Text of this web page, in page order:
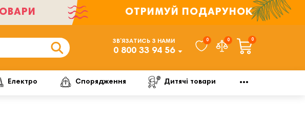
ОТРИМУЙ ПОДАРУНОК
ЗВ’ЯЗАТИСЬ З НАМИ
0 800 33 94 56
0 0 0
Електро Спорядження Дитячі товари